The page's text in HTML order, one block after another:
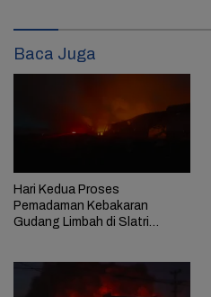
Baca Juga
Hari Kedua Proses
Pemadaman Kebakaran
Gudang Limbah di Slatri